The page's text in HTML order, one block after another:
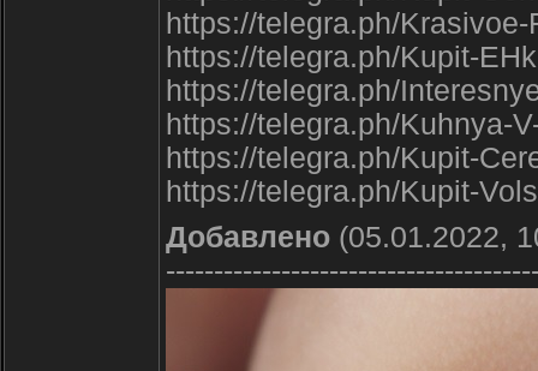
https://telegra.ph/
https://telegra.ph/Kupit-
https://telegra.ph/
https://telegra.ph/Kuhnya-
https://telegra.ph/Kupit-
https://telegra.ph/Kupit-
Добавлено (05.01.2022,